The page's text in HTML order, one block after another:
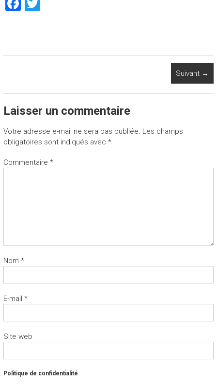
Suivant →
Laisser un commentaire
Votre adresse e-mail ne sera pas publiée. Les champs
obligatoires sont indiqués avec *
Commentaire *
Nom *
E-mail *
Site web
Politique de confidentialité